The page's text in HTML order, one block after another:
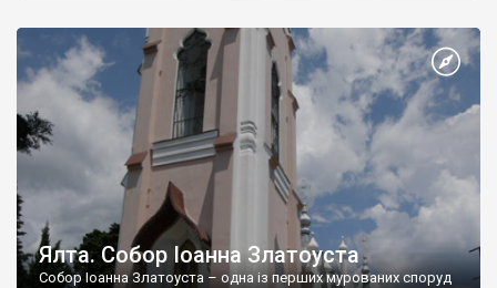
Ялта. Собор Іоанна Златоуста
Собор Іоанна Златоуста – одна із перших мурованих споруд